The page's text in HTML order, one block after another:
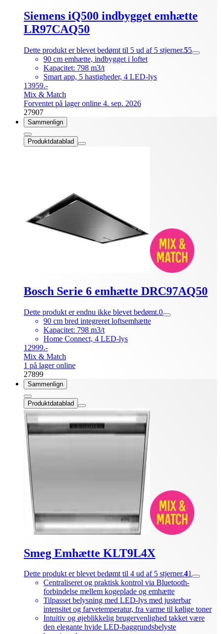
Siemens iQ500 indbygget emhætte
LR97CAQ50
Dette produkt er blevet bedømt til 5 ud af 5 stjerner.55
90 cm emhætte, indbygget i loftet
Kapacitet: 798 m3/t
Smart app, 5 hastigheder, 4 LED-lys
13959.-
Mix & Match
Forventet på lager online 4. sep. 2026
27907
Sammenlign
Produktdatablad
Bosch Serie 6 emhætte DRC97AQ50
Dette produkt er endnu ikke blevet bedømt.0
90 cm bred integreret loftsemhætte
Kapacitet: 798 m3/t
Home Connect, 4 LED-lys
12999.-
Mix & Match
1 på lager online
27899
Sammenlign
Produktdatablad
Smeg Emhætte KLT9L4X
Dette produkt er blevet bedømt til 4 ud af 5 stjerner.41
Centraliseret og praktisk kontrol via Bluetooth-
forbindelse mellem kogeplade og emhætte
Tilpasset belysning med LED-lys med justerbar
intensitet og farvetemperatur, fra varme til kølige toner
Intuitiv og øjeblikkelig brugervenlighed takket være
den elegante hvide LED-baggrundsbelyste